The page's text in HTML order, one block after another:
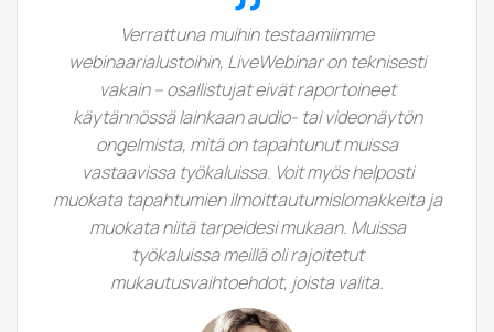
Verrattuna muihin testaamiimme
webinaarialustoihin, LiveWebinar on teknisesti
vakain – osallistujat eivät raportoineet
käytännössä lainkaan audio- tai videonäytön
ongelmista, mitä on tapahtunut muissa
vastaavissa työkaluissa. Voit myös helposti
muokata tapahtumien ilmoittautumislomakkeita ja
muokata niitä tarpeidesi mukaan. Muissa
työkaluissa meillä oli rajoitetut
mukautusvaihtoehdot, joista valita.